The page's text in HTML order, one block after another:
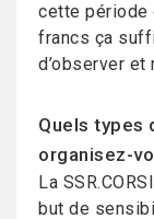
cette période
francs ça
d’observer et
Quels types
organisez-
La
but de